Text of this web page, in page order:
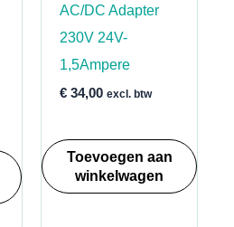
AC/DC Adapter
230V 24V-
1,5Ampere
€34,00 excl. btw
Toevoegen aan
winkelwagen